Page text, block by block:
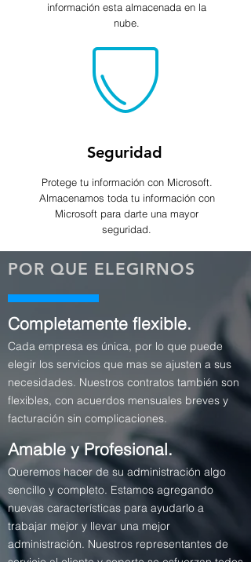
información esta almacenada en la
nube.
Seguridad
Protege tu información con Microsoft.
Almacenamos toda tu información con
Microsoft para darte una mayor
seguridad.
POR QUE ELEGIRNOS
Completamente flexible.
Cada empresa es única, por lo que puede
elegir los servicios que mas se ajusten a sus
necesidades. Nuestros contratos también son
flexibles, con acuerdos mensuales breves y
facturación sin complicaciones.
Amable y Profesional.
Queremos hacer de su administración algo
sencillo y completo. Estamos agregando
nuevas características para ayudarlo a
trabajar mejor y llevar una mejor
administración. Nuestros representantes de